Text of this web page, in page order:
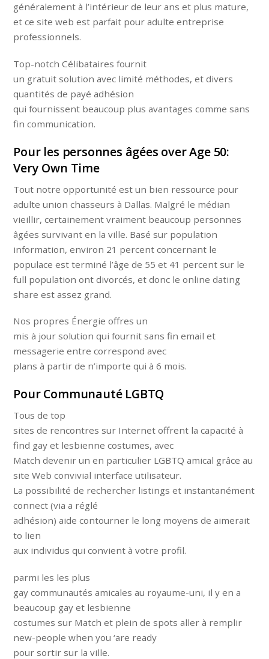
généralement à l’intérieur de leur ans et plus mature,
et ce site web est parfait pour adulte entreprise
professionnels.
Top-notch Célibataires fournit
un gratuit solution avec limité méthodes, et divers
quantités de payé adhésion
qui fournissent beaucoup plus avantages comme sans
fin communication.
Pour les personnes âgées over Age 50:
Very Own Time
Tout notre opportunité est un bien ressource pour
adulte union chasseurs à Dallas. Malgré le médian
vieillir, certainement vraiment beaucoup personnes
âgées survivant en la ville. Basé sur population
information, environ 21 percent concernant le
populace est terminé l’âge de 55 et 41 percent sur le
full population ont divorcés, et donc le online dating
share est assez grand.
Nos propres Énergie offres un
mis à jour solution qui fournit sans fin email et
messagerie entre correspond avec
plans à partir de n’importe qui à 6 mois.
Pour Communauté LGBTQ
Tous de top
sites de rencontres sur Internet offrent la capacité à
find gay et lesbienne costumes, avec
Match devenir un en particulier LGBTQ amical grâce au
site Web convivial interface utilisateur.
La possibilité de rechercher listings et instantanément
connect (via a réglé
adhésion) aide contourner le long moyens de aimerait
to lien
aux individus qui convient à votre profil.
parmi les les plus
gay communautés amicales au royaume-uni, il y en a
beaucoup gay et lesbienne
costumes sur Match et plein de spots aller à remplir
new-people when you ‘are ready
pour sortir sur la ville.